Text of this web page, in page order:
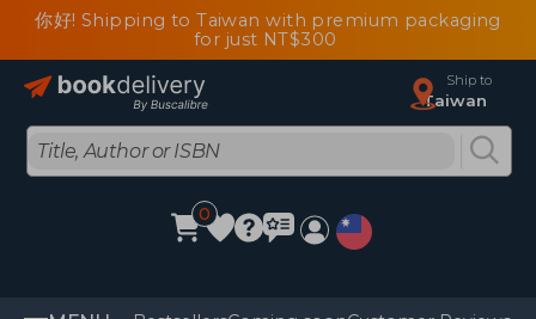
你好! Shipping to Taiwan with premium packaging
for just NT$300
Ship to
Taiwan
0